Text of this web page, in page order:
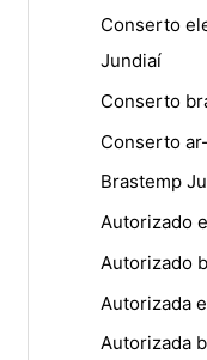
Conserto
Jundiaí
Conserto
Conserto
Brastemp
Autorizado
Autorizado
Autorizada
Autorizada